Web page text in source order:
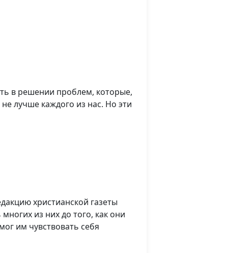
в решении проблем, которые,
лучше каждого из нас. Но эти
христианской газеты
из них до того, как они
им чувствовать себя